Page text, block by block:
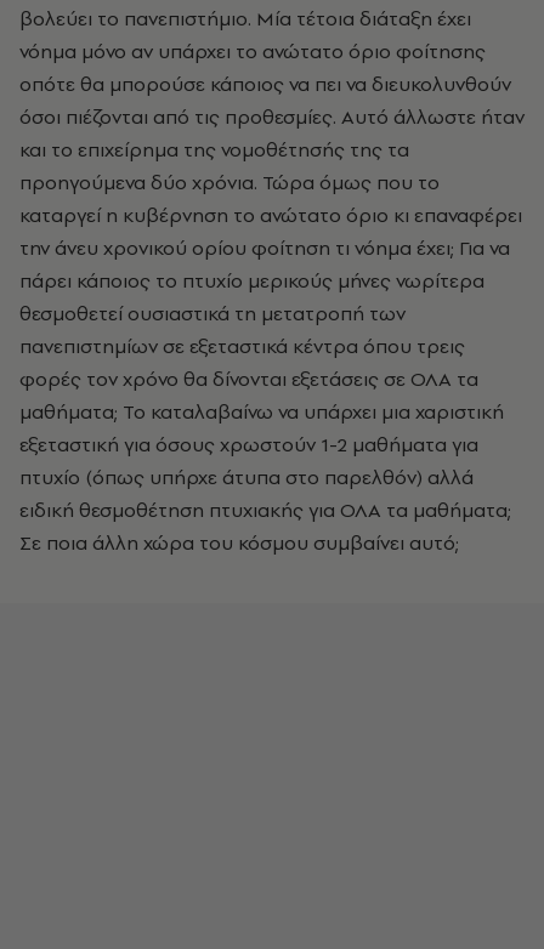
βολεύει το πανεπιστήμιο. Μία τέτοια διάταξη έχει
νόημα μόνο αν υπάρχει το ανώτατο όριο φοίτησης
οπότε θα μπορούσε κάποιος να πει να διευκολυνθούν
όσοι πιέζονται από τις προθεσμίες. Αυτό άλλωστε ήταν
και το επιχείρημα της νομοθέτησής της τα
προηγούμενα δύο χρόνια. Τώρα όμως που το
καταργεί η κυβέρνηση το ανώτατο όριο κι επαναφέρει
την άνευ χρονικού ορίου φοίτηση τι νόημα έχει; Για να
πάρει κάποιος το πτυχίο μερικούς μήνες νωρίτερα
θεσμοθετεί ουσιαστικά τη μετατροπή των
πανεπιστημίων σε εξεταστικά κέντρα όπου τρεις
φορές τον χρόνο θα δίνονται εξετάσεις σε ΟΛΑ τα
μαθήματα; Το καταλαβαίνω να υπάρχει μια χαριστική
εξεταστική για όσους χρωστούν 1-2 μαθήματα για
πτυχίο (όπως υπήρχε άτυπα στο παρελθόν) αλλά
ειδική θεσμοθέτηση πτυχιακής για ΟΛΑ τα μαθήματα;
Σε ποια άλλη χώρα του κόσμου συμβαίνει αυτό;